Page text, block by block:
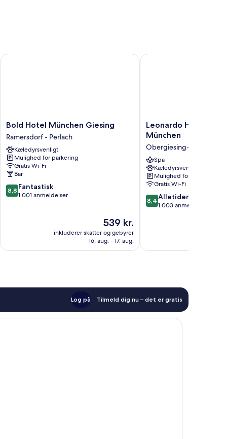
Bold
Hotel
München
Giesing
Ramersdorf
-
Perlach
Bold Hotel München Giesing
Ramersdorf - Perlach
Kæledyrsvenligt
Mulighed for parkering
Gratis Wi-Fi
Bar
8.8
ud
8,8 Fantastisk
1.001 anmeldelser
Prisen
er
539 kr.
539 kr.
inkluderer skatter og gebyrer
16. aug. - 17. aug.
Bold Hotel München Giesing
Leonardo
Hotel
Residenz
München
Obergiesing-
Fasangarten
Leonardo Hotel &
München
Obergiesing-
Spa
Kæledyrsvenligt
Mulighed for parkering
Gratis Wi-Fi
8.4
ud
anmeldelser
8,4 Alletiders
1.003 anmeldelser
Leonardo Hotel &
Log på Tilmeld dig nu – det er gratis